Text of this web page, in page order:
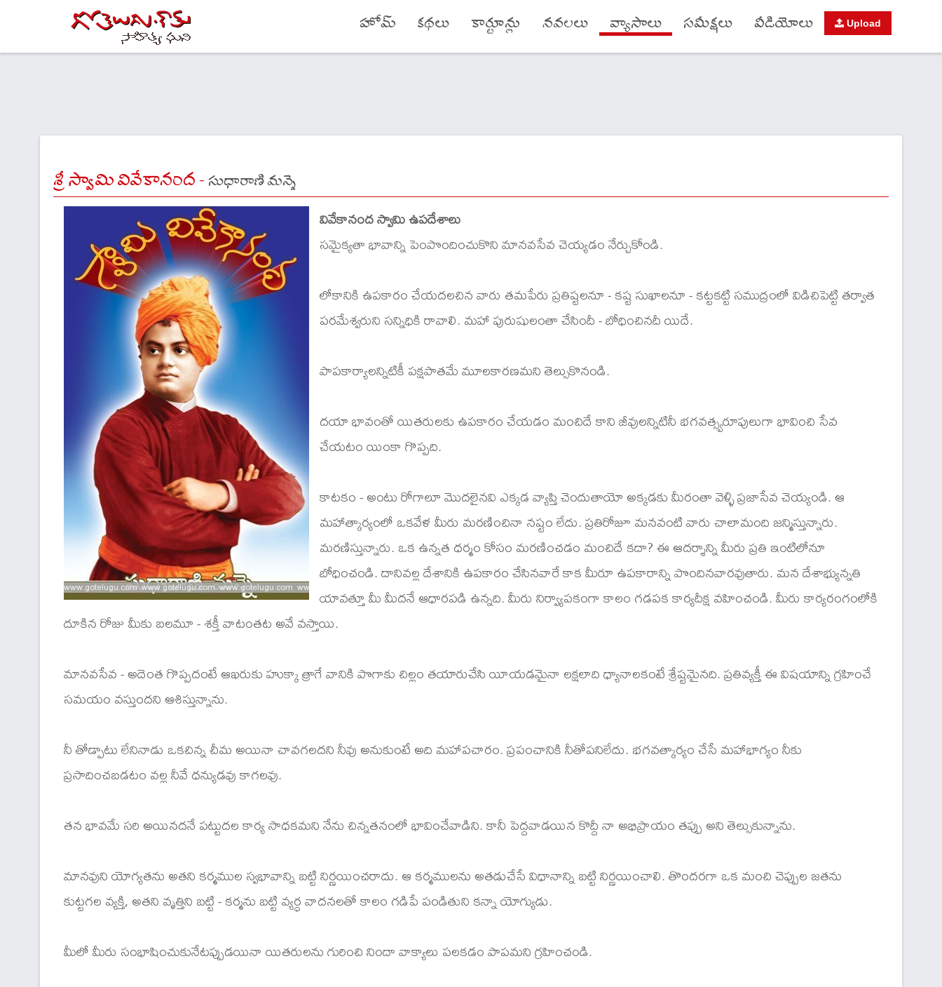
హోమ్ కథలు కార్టూన్లు నవలలు వ్యాసాలు సమీక్షలు వీడియోలు Upload
శ్రీ స్వామి వివేకానంద -సుధారాణి మన్నె
వివేకానంద స్వామి ఉపదేశాలు
సమైక్యతా భావాన్ని పెంపొందించుకొని మానవసేవ చెయ్యడం నేర్చుకోండి.
లోకానికి ఉపకారం చేయదలచిన వారు తమపేరు ప్రతిష్టలనూ - కష్ట సుఖాలనూ - కట్టకట్టి సముద్రంలో విడిచిపెట్టి తర్వాత
పరమేశ్వరుని సన్నిధికి రావాలి. మహా పురుషులంతా చేసిందీ - బోధించినదీ యిదే.
పాపకార్యాలన్నిటికీ పక్షపాతమే మూలకారణమని తెల్సుకొనండి.
దయా భావంతో యితరులకు ఉపకారం చేయడం మంచిదే కాని జీవులన్నిటినీ భగవత్స్వరూపులుగా భావించి సేవ
చేయటం యింకా గొప్పది.
కాటకం - అంటు రోగాలూ మొదలైనవి ఎక్కడ వ్యాప్తి చెందుతాయో అక్కడకు మీరంతా వెళ్ళి ప్రజాసేవ చెయ్యండి. ఆ
మహాత్కార్యంలో ఒకవేళ మీరు మరణించినా నష్టం లేదు. ప్రతిరోజూ మనవంటి వారు చాలామంది జన్మిస్తున్నారు.
మరణిస్తున్నారు. ఒక ఉన్నత ధర్మం కోసం మరణించడం మంచిదే కదా? ఈ ఆదర్శాన్ని మీరు ప్రతి ఇంటిలోనూ
బోధించండి. దానివల్ల దేశానికి ఉపకారం చేసినవారే కాక మీరూ ఉపకారాన్ని పొందినవారవుతారు. మన దేశాభ్యున్నతి
యావత్తూ మీ మీదనే ఆధారపడి ఉన్నది. మీరు నిర్వ్యాపకంగా కాలం గడపక కార్యదీక్ష వహించండి. మీరు కార్యరంగంలోకి
దూకిన రోజు మీకు బలమూ - శక్తీ వాటంతట అవే వస్తాయి.
మానవసేవ - అదెంత గొప్పదంటే ఆఖరుకు హుక్కా త్రాగే వానికి పొగాకు చిల్లం తయారుచేసి యీయడమైనా లక్షలాది ధ్యానాలకంటే శ్రేష్టమైనది. ప్రతివ్యక్తీ ఈ విషయాన్ని గ్రహించే
సమయం వస్తుందని ఆశిస్తున్నాను.
నీ తోడ్పాటు లేనినాడు ఒకచిన్న చీమ అయినా చావగలదని నీవు అనుకుంటే అది మహాపచారం. ప్రపంచానికి నీతోపనిలేదు. భగవత్కార్యం చేసే మహాభాగ్యం నీకు
ప్రసాదించబడటం వల్ల నీవే ధన్యుడవు కాగలవు.
తన భావమే సరి అయినదనే పట్టుదల కార్య సాధకమని నేను చిన్నతనంలో భావించేవాడిని. కానీ పెద్దవాడయిన కొద్దీ నా అభిప్రాయం తప్పు అని తెల్సుకున్నాను.
మానవుని యోగ్యతను అతని కర్మముల స్వభావాన్ని బట్టి నిర్ణయించరాదు. ఆ కర్మములను అతడుచేసే విధానాన్ని బట్టి నిర్ణయించాలి. తొందరగా ఒక మంచి చెప్పుల జతను
కుట్టగల వ్యక్తి, అతని వృత్తిని బట్టి - కర్మను బట్టి వ్యర్ధ వాదనలతో కాలం గడిపే పండితుని కన్నా యోగ్యుడు.
మీలో మీరు సంభాషించుకునేటప్పుడయినా యితరులను గురించి నిందా వాక్యాలు పలకడం పాపమని గ్రహించండి.